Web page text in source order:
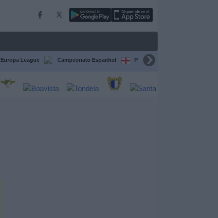
Europa League Campeonato Espanhol Premier League